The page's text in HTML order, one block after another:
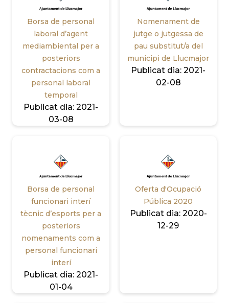
Borsa de personal
laboral d’agent
mediambiental per a
posteriors
contractacions com a
personal laboral
temporal
Publicat dia: 2021-
03-08
Nomenament de
jutge o jutgessa de
pau substitut/a del
municipi de Llucmajor
Publicat dia: 2021-
02-08
Borsa de personal
funcionari interí
tècnic d’esports per a
posteriors
nomenaments com a
personal funcionari
interí
Publicat dia: 2021-
01-04
Oferta d'Ocupació
Pública 2020
Publicat dia: 2020-
12-29